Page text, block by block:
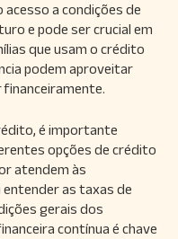
a condições de
e pode ser crucial em
que usam o crédito
podem aproveitar
é importante
opções de crédito
atendem às
entender as taxas de
gerais dos
contínua é chave